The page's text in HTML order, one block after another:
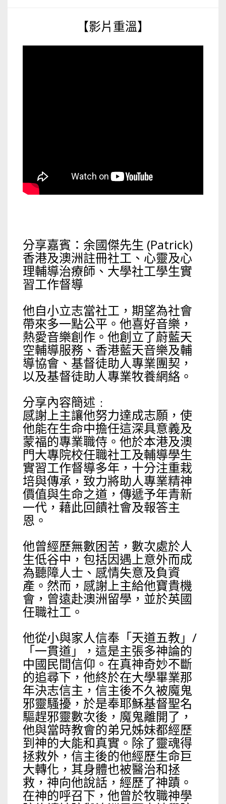
【影片重溫】
分享嘉賓：余國傑先生 (Patrick)
香港及澳洲註冊社工、心靈及心
理輔導治療師、大學社工學生實
習工作督導
他自小立志當社工，期望為社會
帶來多一點公平。他喜好音樂，
熱愛音樂創作。他創立了蔚藍天
空輔導服務、香港藍天音樂及輔
導協會、基督徒助人專業團契，
以及基督徒助人專業牧養網絡。
分享內容簡述﹕
感謝上主讓他努力達成志願，使
他能在生命中擔任這深具意義及
蒙福的專業職侍。他於本港及澳
門大專院校任職社工及輔導學生
實習工作督導多年，十分注重栽
培與傳承，致力將助人專業精神
價值與生命之道，傳遞予年青新
一代，藉此回饋社會及報答主
恩。
他曾經歷無數困苦，數次處於人
生低谷中，包括因遇上意外而成
為聽障人士、感情失意及負資
產。然而，感謝上主給他寶貴機
會，曾遠赴澳洲留學，並於英國
任職社工。
他從小與家人信奉「天道五教」/
「一貫道」，這是主張多神論的
中國民間信仰。在真神奇妙不斷
的追尋下，他終於在大學畢業那
年決志信主，信主後不久被魔鬼
邪靈騷擾，於是奉耶穌基督聖名
驅趕邪靈數次後，魔鬼離開了，
他與當時教會的弟兄姊妹都經歷
到神的大能和真實。除了靈魂得
拯救外，信主後的他經歷生命巨
大轉化，其身體也被醫治和拯
救，神向他說話，經歷了神蹟。
在神的呼召下，他曾於牧職神學